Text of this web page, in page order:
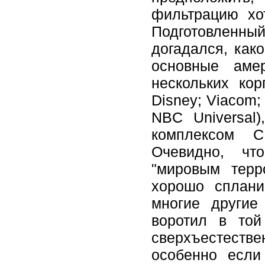
фильтрацию
догадался,
основные
нескольких
Disney;
NBC
комплексом
Очевидно,
"мировым
хорошо
многие
воротил в
особенно